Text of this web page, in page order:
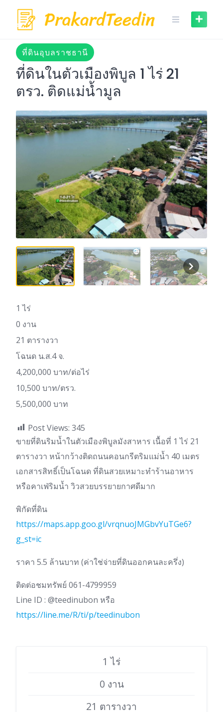
content
ที่ดินอุบลราชธานี
ที่ดินในตัวเมืองพิบูล 1 ไร่ 21
ตรว. ติดแม่น้ำมูล
1 ไร่
0 งาน
21 ตารางวา
โฉนด น.ส.4 จ.
4,200,000 บาท/ต่อไร่
10,500 บาท/ตรว.
5,500,000 บาท
Post Views: 345
ขายที่ดินริมน้ำในตัวเมืองพิบูลมังสาหาร เนื้อที่ 1 ไร่ 21
ตารางวา หน้ากว้างติดถนนคอนกรีตริมแม่น้ำ 40 เมตร
เอกสารสิทธิ์เป็นโฉนด ที่ดินสวยเหมาะทำร้านอาหาร
หรือคาเฟ่ริมน้ำ วิวสวยบรรยายกาศดีมาก
พิกัดที่ดิน
https://maps.app.goo.gl/vrqnuoJMGbvYuTGe6?
g_st=ic
ราคา 5.5 ล้านบาท (ค่าใช่จ่ายที่ดินออกคนละครึ่ง)
ติดต่อชมทรัพย์ 061-4799959
Line ID : @teedinubon หรือ
https://line.me/R/ti/p/teedinubon
1 ไร่
0 งาน
21 ตารางวา